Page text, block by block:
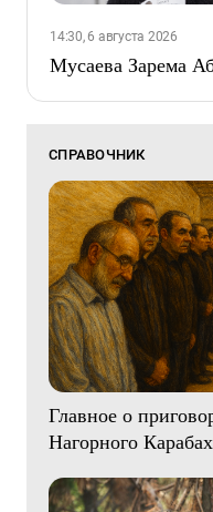
14:30, 6 августа 2026
Мусаева Зарема
СПРАВОЧНИК
Главное о
Нагорного